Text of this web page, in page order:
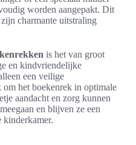
worden aangepakt. Dit
charmante uitstraling
is het van groot
en kindvriendelijke
een veilige
het boekenrek in optimale
aandacht en zorg kunnen
en blijven ze een